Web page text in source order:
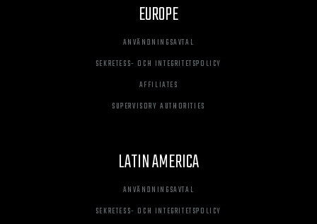
EUROPE
ANVÄNDNINGSAVTAL
SEKRETESS- OCH INTEGRITETSPOLICY
AFFILIATES
SUPERVISORY AUTHORITIES
LATIN AMERICA
ANVÄNDNINGSAVTAL
SEKRETESS- OCH INTEGRITETSPOLICY